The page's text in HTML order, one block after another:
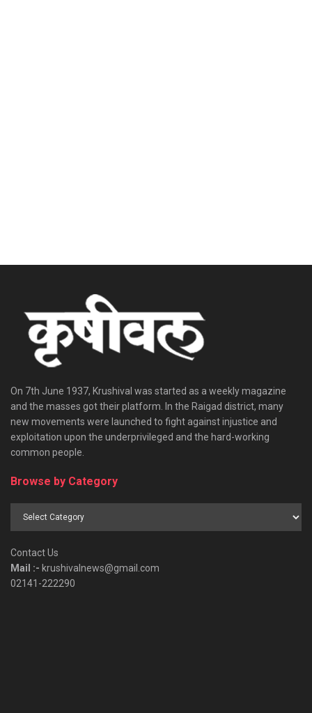
On 7th June 1937, Krushival was started as a weekly magazine
and the masses got their platform. In the Raigad district, many
new movements were launched to fight against injustice and
exploitation upon the underprivileged and the hard-working
common people.
Browse by Category
Contact Us
Mail :- krushivalnews@gmail.com
02141-222290